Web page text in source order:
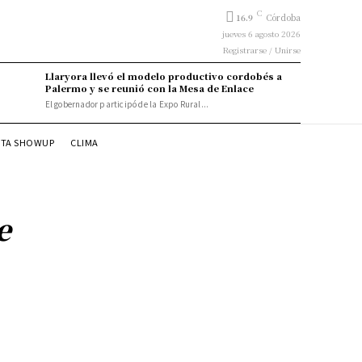
16.9 C Córdoba
jueves 6 agosto 2026
Registrarse / Unirse
Llaryora llevó el modelo productivo cordobés a
Palermo y se reunió con la Mesa de Enlace
El gobernador participó de la Expo Rural...
SHOWUP CLIMA